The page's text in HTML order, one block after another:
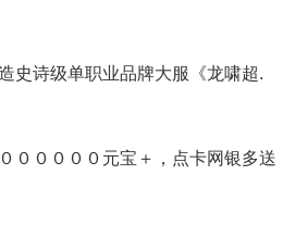
史诗级单职业品牌大服《龙啸超.
０００００元宝＋，点卡网银多送